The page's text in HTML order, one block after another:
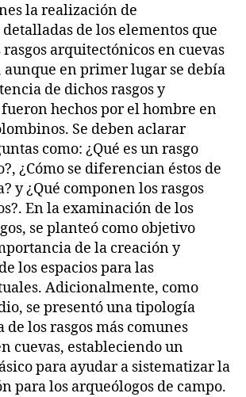
la realización de
de los elementos que
arquitectónicos en cuevas
aunque en primer lugar se debía
de dichos rasgos y
hechos por el hombre en
Se deben aclarar
como: ¿Qué es un rasgo
¿Cómo se diferencian éstos de
y ¿Qué componen los rasgos
En la examinación de los
se planteó como objetivo
de la creación y
los espacios para las
Adicionalmente, como
se presentó una tipología
los rasgos más comunes
cuevas, estableciendo un
para ayudar a sistematizar la
para los arqueólogos de campo.